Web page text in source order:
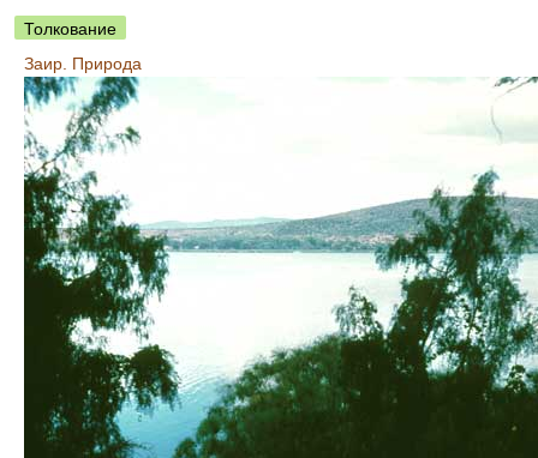
Толкование
Заир. Природа